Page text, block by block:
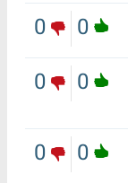
0
0
0
0
0
0